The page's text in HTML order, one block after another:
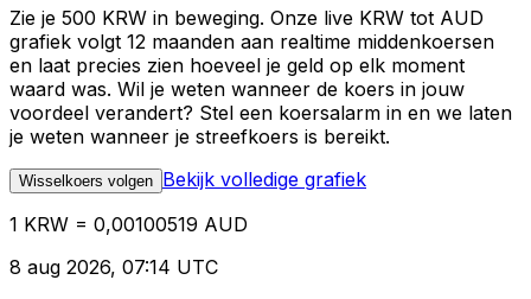
Zie je 500 KRW in beweging. Onze live KRW tot AUD
grafiek volgt 12 maanden aan realtime middenkoersen
en laat precies zien hoeveel je geld op elk moment
waard was. Wil je weten wanneer de koers in jouw
voordeel verandert? Stel een koersalarm in en we laten
je weten wanneer je streefkoers is bereikt.
Wisselkoers volgen Bekijk volledige grafiek
1 KRW = 0,00100519 AUD
8 aug 2026, 07:14 UTC